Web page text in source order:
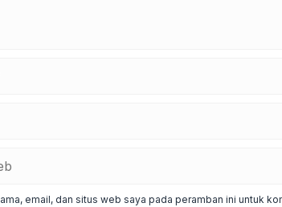
email, dan situs web saya pada peramban ini untuk